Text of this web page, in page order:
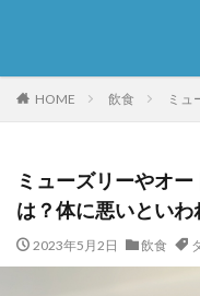
HOME 飲食 ミュ
ミューズリーやオ
は？体に悪いといわ
2023年5月2日 飲食